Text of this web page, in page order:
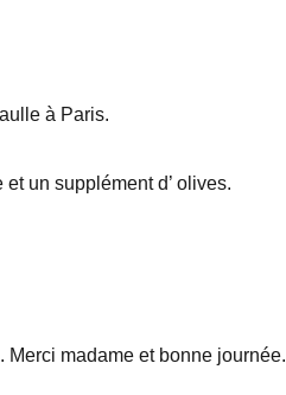
à Paris.
un supplément d’ olives.
madame et bonne journée.